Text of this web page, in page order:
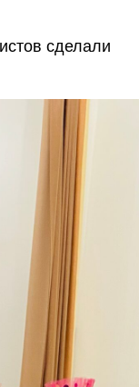
сделали